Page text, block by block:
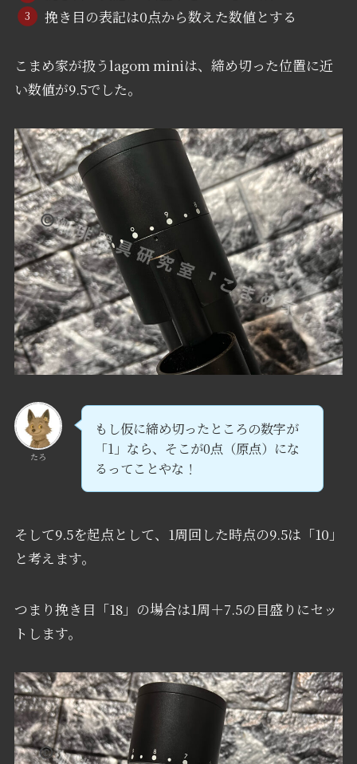
挽き目の表記は0点から数えた数値とする
こまめ家が扱うlagom miniは、締め切った位置に近
い数値が9.5でした。
たろ
もし仮に締め切ったところの数字が
「1」なら、そこが0点（原点）にな
るってことやな！
そして9.5を起点として、1周回した時点の9.5は「10」
と考えます。
つまり挽き目「18」の場合は1周＋7.5の目盛りにセッ
トします。